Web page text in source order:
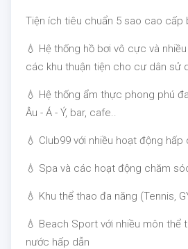
Tiện ích tiêu chuẩn 5 sao cao cấp
💧 Hệ thống hồ bơi vô cực và
các khu thuận tiện cho cư dân sử
💧 Hệ thống ẩm thực phong phú
Âu - Á - Ý, bar, cafe..
💧 Club99 với nhiều hoạt động hấp
💧 Spa và các hoạt động chăm
💧 Khu thể thao đa năng (Tennis,
💧 Beach Sport với nhiều môn thể
nước hấp dẫn